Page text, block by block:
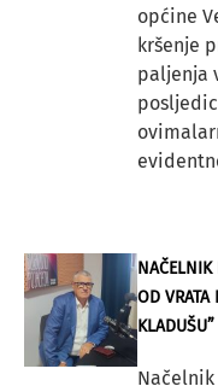
općine
kršenje
paljenja
NAČELNIK
OD VRATA
KLADUŠU”